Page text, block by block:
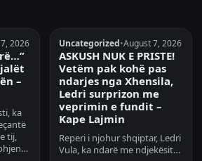
2026
–
ka
tij,
Uncategorized•August 7, 2026
ASKUSH NUK E PRISTE!
Vetëm pak kohë pas
ndarjes nga Xhensila,
Ledri surprizon me
veprimin e fundit –
Kape Lajmin
Reperi i njohur shqiptar, Ledri
Vula, ka ndarë me ndjekësit…